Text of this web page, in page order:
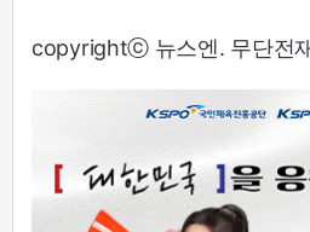
copyrightⓒ 뉴스엔. 무단전